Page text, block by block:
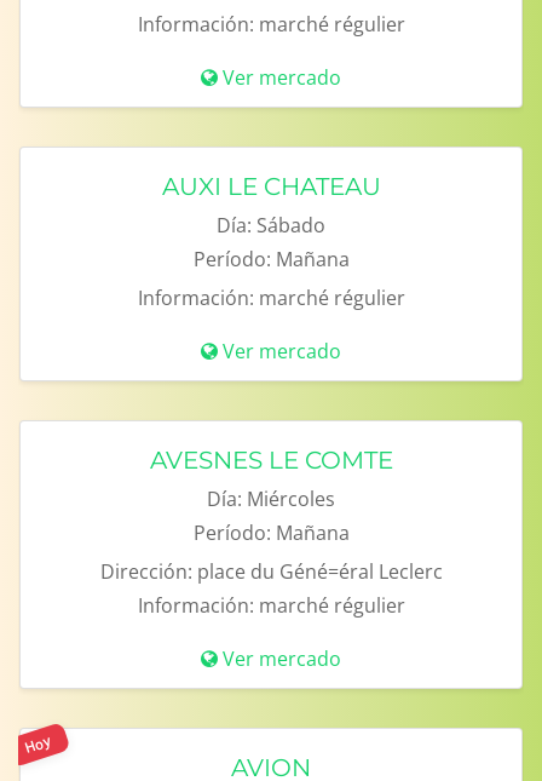
Información: marché régulier
Ver mercado
AUXI LE CHATEAU
Día: Sábado
Período: Mañana
Información: marché régulier
Ver mercado
AVESNES LE COMTE
Día: Miércoles
Período: Mañana
Dirección: place du Géné=éral Leclerc
Información: marché régulier
Ver mercado
Hoy
AVION